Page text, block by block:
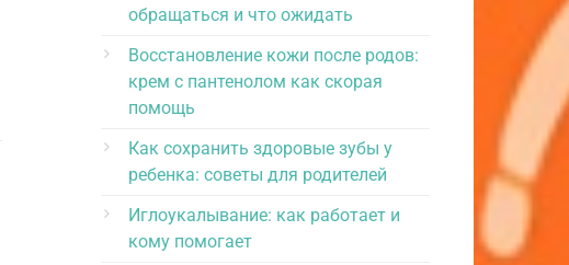
обращаться и что ожидать
Восстановление кожи после родов:
крем с пантенолом как скорая
помощь
Как сохранить здоровые зубы у
ребенка: советы для родителей
Иглоукалывание: как работает и
кому помогает